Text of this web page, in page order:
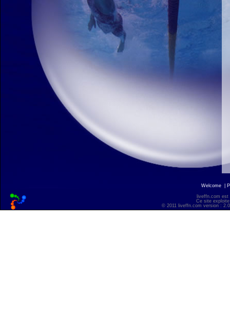
Welcome
liveffn.com est
Ce site
© 2011 liveffn.com version :